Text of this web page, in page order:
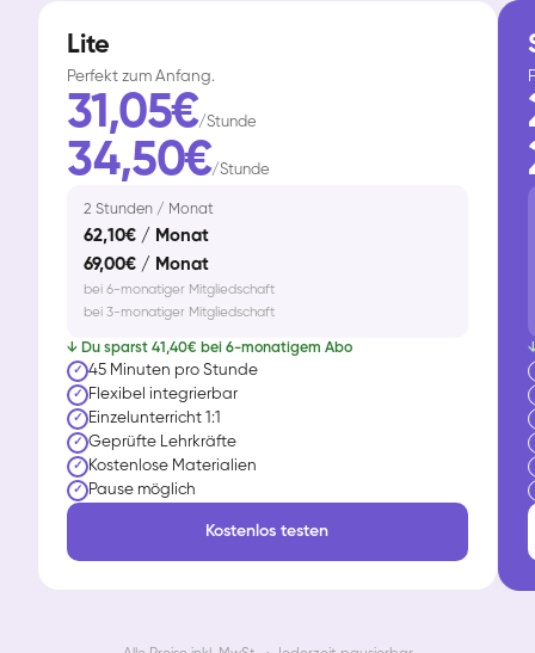
Lite
Perfekt zum Anfang.
31,05€/Stunde
34,50€/Stunde
2 Stunden / Monat
62,10€ / Monat
69,00€ / Monat
bei 6-monatiger Mitgliedschaft
bei 3-monatiger Mitgliedschaft
↓ Du sparst 41,40€ bei 6-monatigem Abo
✓ 45 Minuten pro Stunde
✓ Flexibel integrierbar
✓ Einzelunterricht 1:1
✓ Geprüfte Lehrkräfte
✓ Kostenlose Materialien
✓ Pause möglich
Kostenlos testen